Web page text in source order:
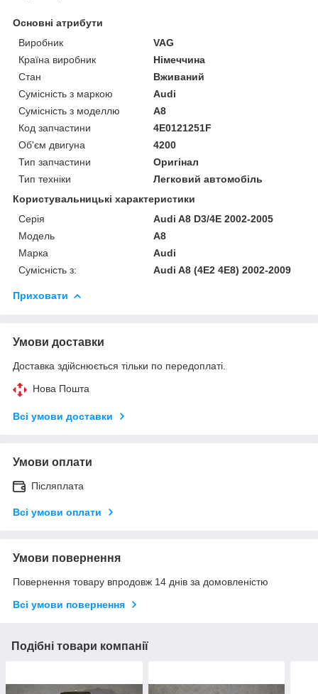
Основні атрибути
Виробник
VAG
Країна виробник
Німеччина
Стан
Вживаний
Сумісність з маркою
Audi
Сумісність з моделлю
A8
Код запчастини
4E0121251F
Об'єм двигуна
4200
Тип запчастини
Оригінал
Тип техніки
Легковий автомобіль
Користувальницькі характеристики
Серія
Audi A8 D3/4E 2002-2005
Модель
A8
Марка
Audi
Сумісність з:
Audi A8 (4E2 4E8) 2002-2009
Приховати
Умови доставки
Доставка здійснюється тільки по передоплаті.
Нова Пошта
Всі умови доставки
Умови оплати
Післяплата
Всі умови оплати
Умови повернення
Повернення товару впродовж 14 днів за домовленістю
Всі умови повернення
Подібні товари компанії